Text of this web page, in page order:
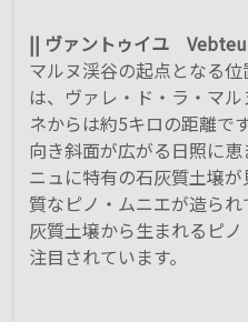
|| ヴァントゥイユ
マルヌ渓谷の起点となる
は、ヴァレ・ド・ラ・マ
ネからは約5キロの距離で
向き斜面が広がる日照に
ニュに特有の石灰質土壌
質なピノ・ムニエが造ら
灰質土壌から生まれるピ
注目されています。